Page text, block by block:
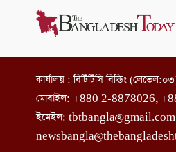
কার্যালয় : বিটিটিসি বিল্ডিং
মোবাইল: +880 2-8878026,
ইমেইল: